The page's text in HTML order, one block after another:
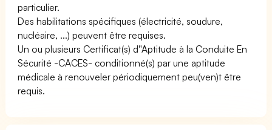
particulier.
Des habilitations spécifiques (électricité, soudure,
nucléaire, ...) peuvent être requises.
Un ou plusieurs Certificat(s) d''Aptitude à la Conduite En
Sécurité -CACES- conditionné(s) par une aptitude
médicale à renouveler périodiquement peu(ven)t être
requis.